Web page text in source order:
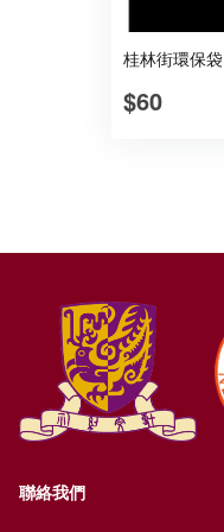
桂林街環保袋
$60
聯絡我們